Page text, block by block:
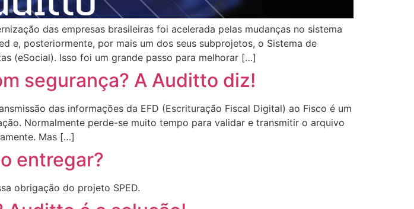
das empresas brasileiras foi acelerada pelas mudanças no sistema
e, posteriormente, por mais um dos seus subprojetos, o Sistema de
(eSocial). Isso foi um grande passo para melhorar […]
segurança? A Auditto diz!
das informações da EFD (Escrituração Fiscal Digital) ao Fisco é um
Normalmente perde-se muito tempo para validar e transmitir o arquivo
Mas […]
entregar?
obrigação do projeto SPED.